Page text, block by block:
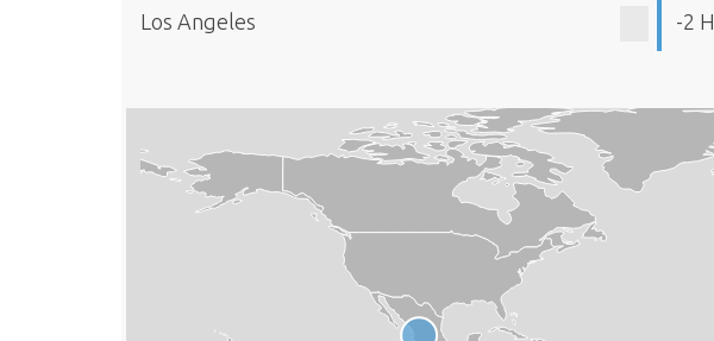
Los Angeles -2 H